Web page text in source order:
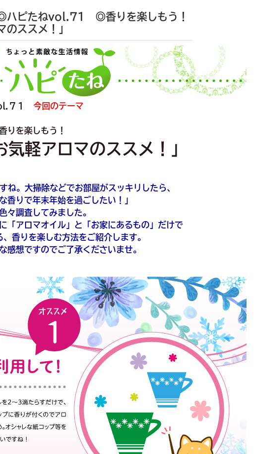
ハピたねvol.71 ◎香りを楽しもう！
のススメ！」
７１ 今回のテーマ
りを楽しもう！
気軽アロマのススメ！」
。大掃除などでお部屋がスッキリしたら、
香りで年末年始を過ごしたい！」
々調査してみました。
「アロマオイル」と「お家にあるもの」だけで
香りを楽しむ方法をご紹介します。
感想ですのでご了承くださいませ。